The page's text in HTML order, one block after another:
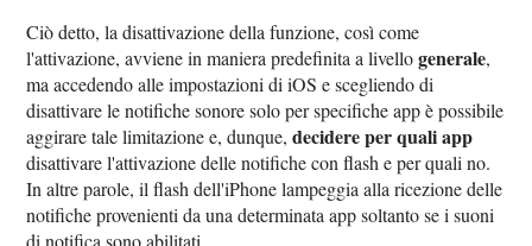
Ciò detto, la disattivazione della funzione, così come
l'attivazione, avviene in maniera predefinita a livellogenerale,
ma accedendo alle impostazioni di iOS e scegliendo di
disattivare le notifiche sonore solo per specifiche app è possibile
aggirare tale limitazione e, dunque,decidere per quali app
disattivare l'attivazione delle notifiche con flash e per quali no.
In altre parole, il flash dell'iPhone lampeggia alla ricezione delle
notifiche provenienti da una determinata app soltanto se i suoni
di notifica sono abilitati.